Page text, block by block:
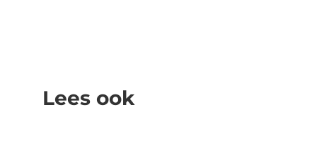
Lees ook